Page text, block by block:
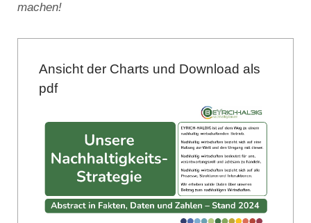
machen!
Ansicht der Charts und Download als
pdf